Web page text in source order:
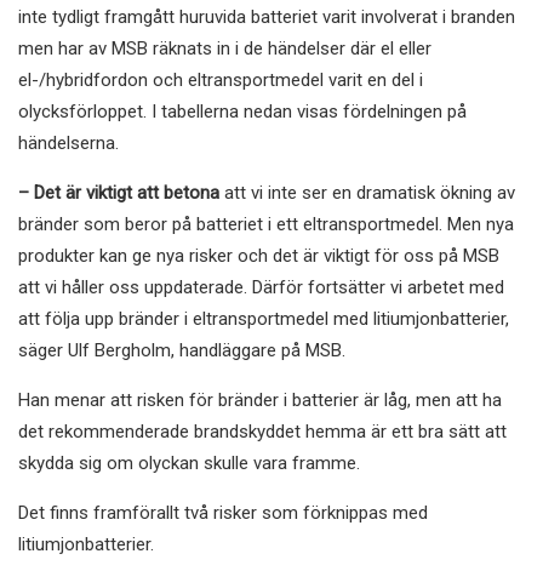
inte tydligt framgått huruvida batteriet varit involverat i branden
men har av MSB räknats in i de händelser där el eller
el-/hybridfordon och eltransportmedel varit en del i
olycksförloppet. I tabellerna nedan visas fördelningen på
händelserna.
– Det är viktigt att betona att vi inte ser en dramatisk ökning av
bränder som beror på batteriet i ett eltransportmedel. Men nya
produkter kan ge nya risker och det är viktigt för oss på MSB
att vi håller oss uppdaterade. Därför fortsätter vi arbetet med
att följa upp bränder i eltransportmedel med litiumjonbatterier,
säger Ulf Bergholm, handläggare på MSB.
Han menar att risken för bränder i batterier är låg, men att ha
det rekommenderade brandskyddet hemma är ett bra sätt att
skydda sig om olyckan skulle vara framme.
Det finns framförallt två risker som förknippas med
litiumjonbatterier.